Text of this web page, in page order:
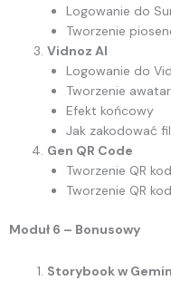
Logowanie do
Tworzenie
Vidnoz AI
Logowanie do
Tworzenie
Efekt końcowy
Jak zakodować
Gen QR Code
Tworzenie QR
Tworzenie QR
Moduł 6 – Bonusowy
Storybook w